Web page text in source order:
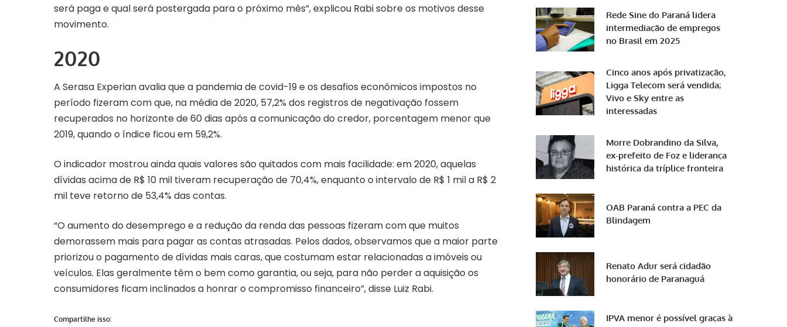
será paga e qual será postergada para o próximo mês”, explicou Rabi sobre os motivos desse
movimento.
2020
A Serasa Experian avalia que a pandemia de covid-19 e os desafios econômicos impostos no
período fizeram com que, na média de 2020, 57,2% dos registros de negativação fossem
recuperados no horizonte de 60 dias após a comunicação do credor, porcentagem menor que
2019, quando o índice ficou em 59,2%.
O indicador mostrou ainda quais valores são quitados com mais facilidade: em 2020, aquelas
dívidas acima de R$ 10 mil tiveram recuperação de 70,4%, enquanto o intervalo de R$ 1 mil a R$ 2
mil teve retorno de 53,4% das contas.
“O aumento do desemprego e a redução da renda das pessoas fizeram com que muitos
demorassem mais para pagar as contas atrasadas. Pelos dados, observamos que a maior parte
priorizou o pagamento de dívidas mais caras, que costumam estar relacionadas a imóveis ou
veículos. Elas geralmente têm o bem como garantia, ou seja, para não perder a aquisição os
consumidores ficam inclinados a honrar o compromisso financeiro”, disse Luiz Rabi.
Compartilhe isso:
Rede Sine do Paraná lidera
intermediação de empregos
no Brasil em 2025
Cinco anos após privatização,
Ligga Telecom será vendida;
Vivo e Sky entre as
interessadas
Morre Dobrandino da Silva,
ex-prefeito de Foz e liderança
histórica da tríplice fronteira
OAB Paraná contra a PEC da
Blindagem
Renato Adur será cidadão
honorário de Paranaguá
IPVA menor é possível graças à